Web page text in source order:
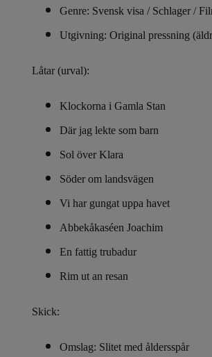
Genre: Svensk visa / Schlager /
Utgivning: Original pressning
Låtar (urval):
Klockorna i Gamla Stan
Där jag lekte som barn
Sol över Klara
Söder om landsvägen
Vi har gungat uppa havet
Abbekåkaséen Joachim
En fattig trubadur
Rim ut an resan
Skick:
Omslag: Slitet med åldersspår